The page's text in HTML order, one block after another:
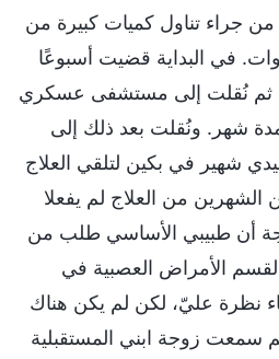
من جراء تناول كميات كبيرة من
في البداية قضيت أسبوعًا
ثم نُقلت إلى مستشفى عسكري
شهر. ونُقلت بعد ذلك إلى
شهير في بكين لتلقي العلاج
من العلاج لم يفعلا
أن طبيبي الأساسي طلب من
لقسم الأمراض العصبية في
نظرة عليّ، لكن لم يكن هناك
سمعت زوجة ابني المستقبلية